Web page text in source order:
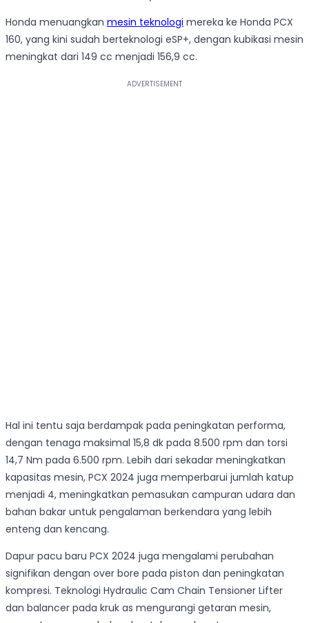
Honda menuangkan mesin teknologi mereka ke Honda PCX
160, yang kini sudah berteknologi eSP+, dengan kubikasi mesin
meningkat dari 149 cc menjadi 156,9 cc.
Hal ini tentu saja berdampak pada peningkatan performa,
dengan tenaga maksimal 15,8 dk pada 8.500 rpm dan torsi
14,7 Nm pada 6.500 rpm. Lebih dari sekadar meningkatkan
kapasitas mesin, PCX 2024 juga memperbarui jumlah katup
menjadi 4, meningkatkan pemasukan campuran udara dan
bahan bakar untuk pengalaman berkendara yang lebih
enteng dan kencang.
Dapur pacu baru PCX 2024 juga mengalami perubahan
signifikan dengan over bore pada piston dan peningkatan
kompresi. Teknologi Hydraulic Cam Chain Tensioner Lifter
dan balancer pada kruk as mengurangi getaran mesin,